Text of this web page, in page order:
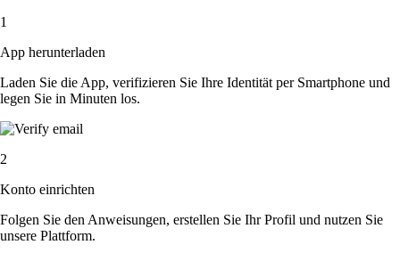
1
App herunterladen
Laden Sie die App, verifizieren Sie Ihre Identität per Smartphone und
legen Sie in Minuten los.
2
Konto einrichten
Folgen Sie den Anweisungen, erstellen Sie Ihr Profil und nutzen Sie
unsere Plattform.